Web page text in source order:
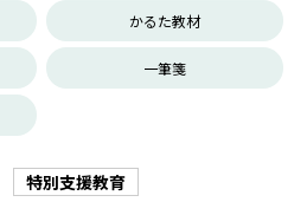
かるた教材
一筆箋
特別支援教育